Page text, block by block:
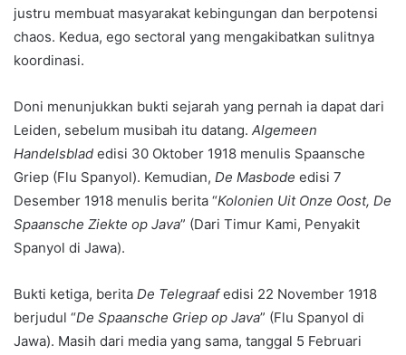
justru membuat masyarakat kebingungan dan berpotensi
chaos. Kedua, ego sectoral yang mengakibatkan sulitnya
koordinasi.
Doni menunjukkan bukti sejarah yang pernah ia dapat dari
Leiden, sebelum musibah itu datang. Algemeen
Handelsblad edisi 30 Oktober 1918 menulis Spaansche
Griep (Flu Spanyol). Kemudian, De Masbode edisi 7
Desember 1918 menulis berita “Kolonien Uit Onze Oost, De
Spaansche Ziekte op Java” (Dari Timur Kami, Penyakit
Spanyol di Jawa).
Bukti ketiga, berita De Telegraafedisi 22 November 1918
berjudul “De Spaansche Griep op Java” (Flu Spanyol di
Jawa). Masih dari media yang sama, tanggal 5 Februari